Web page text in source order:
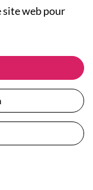
site web pour